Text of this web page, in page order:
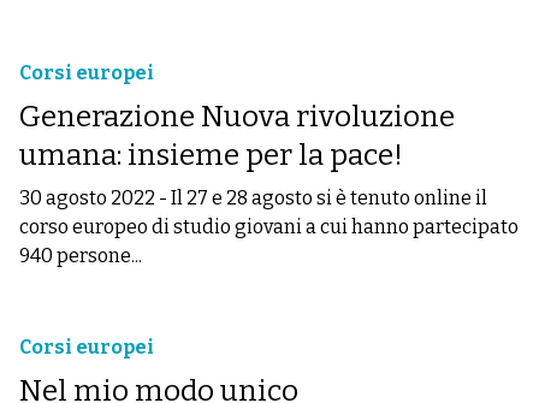
Corsi europei
Generazione Nuova rivoluzione
umana: insieme per la pace!
30 agosto 2022 - Il 27 e 28 agosto si è tenuto online il
corso europeo di studio giovani a cui hanno partecipato
940 persone...
Corsi europei
Nel mio modo unico